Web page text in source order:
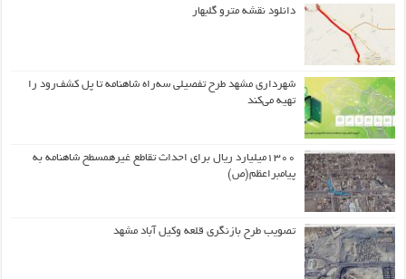
دانلود نقشه مترو گلبهار
شهرداری مشهد طرح تفصیلی سه‌راه شاهنامه تا پل کشف‌رود را
تهیه می‌کند
۱۳۰۰میلیارد ریال برای احداث تقاطع غیرهمسطح شاهنامه به
پیامبراعظم(ص)
تصویب طرح بازنگری قلعه وکیل آباد مشهد